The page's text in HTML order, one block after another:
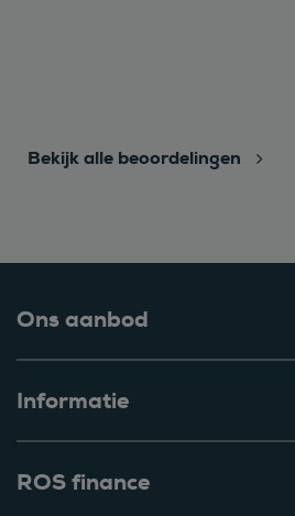
Bekijk alle beoordelingen
Ons aanbod
Informatie
ROS finance